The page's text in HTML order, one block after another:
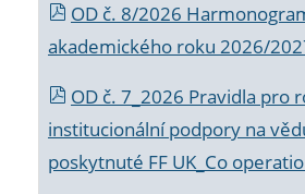
OD č. 8/2026
akademického roku 2026/
OD č. 7_2026 Pravidla pro
institucionální podpory na
poskytnuté FF UK_Co